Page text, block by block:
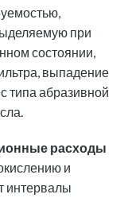
при
состоянии,
выпадение
типа абразивной
расходы
и
интервалы